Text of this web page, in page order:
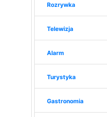
Rozrywka
Telewizja
Alarm
Turystyka
Gastronomia